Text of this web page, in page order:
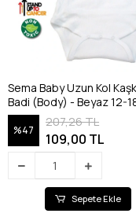
Sema Baby Uzun Kol
Badi (Body) -
%47
207,26 TL
109,00 TL
Sepete Ekle